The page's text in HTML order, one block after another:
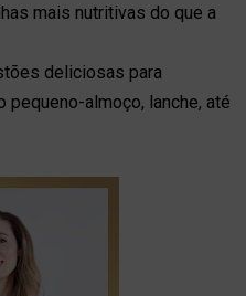
mais nutritivas do que a
deliciosas para
pequeno-almoço, lanche, até